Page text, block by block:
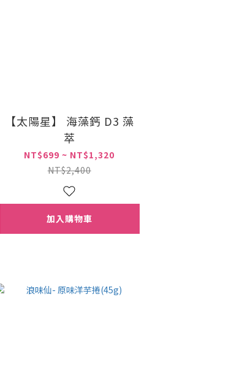
【太陽星】 海藻鈣 D3 藻
萃
NT$699 ~ NT$1,320
NT$2,400
加入購物車